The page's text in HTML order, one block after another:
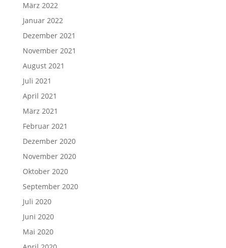
März 2022
Januar 2022
Dezember 2021
November 2021
August 2021
Juli 2021
April 2021
März 2021
Februar 2021
Dezember 2020
November 2020
Oktober 2020
September 2020
Juli 2020
Juni 2020
Mai 2020